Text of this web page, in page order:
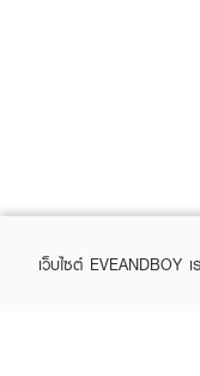
เว็บไซต์ EVEANDBOY